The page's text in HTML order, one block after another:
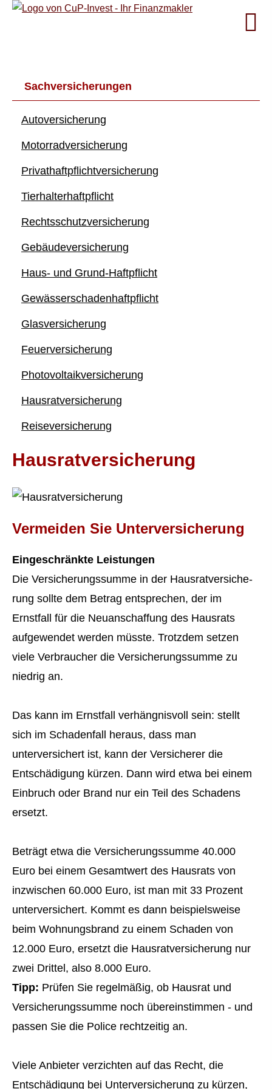
Sachversicherungen
Auto­ver­si­che­rung
Motor­rad­ver­sicherung
Privathaftpflichtversicherung
Tierhalterhaftpflicht
Rechts­schutz­ver­si­che­rung
Ge­bäude­ver­si­che­rung
Haus- und Grund-Haft­pflicht
Gewässerschadenhaftpflicht
Glasversicherung
Feuerversicherung
Photo­voltaik­ver­si­che­rung
Haus­rat­ver­si­che­rung
Reiseversicherung
Haus­rat­ver­si­che­rung
Vermeiden Sie Unterversicherung
Eingeschränkte Leistungen
Die Versicherungssumme in der Haus­rat­ver­si­che­
rung sollte dem Betrag entsprechen, der im
Ernstfall für die Neuanschaffung des Hausrats
aufgewendet werden müsste. Trotzdem setzen
viele Verbraucher die Versicherungssumme zu
niedrig an.
Das kann im Ernstfall verhängnisvoll sein: stellt
sich im Schadenfall heraus, dass man
unterversichert ist, kann der Versicherer die
Entschädigung kürzen. Dann wird etwa bei einem
Einbruch oder Brand nur ein Teil des Schadens
ersetzt.
Beträgt etwa die Versicherungssumme 40.000
Euro bei einem Gesamtwert des Hausrats von
inzwischen 60.000 Euro, ist man mit 33 Prozent
unterversichert. Kommt es dann beispielsweise
beim Wohnungsbrand zu einem Schaden von
12.000 Euro, ersetzt die Haus­rat­ver­si­che­rung nur
zwei Drittel, also 8.000 Euro.
Tipp: Prüfen Sie regelmäßig, ob Hausrat und
Versicherungssumme noch übereinstimmen - und
passen Sie die Police rechtzeitig an.
Viele Anbieter verzichten auf das Recht, die
Entschädigung bei Unterversicherung zu kürzen,